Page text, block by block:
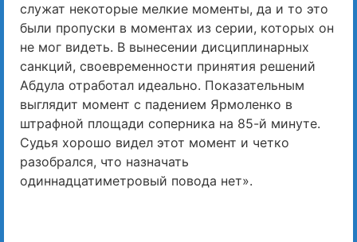
служат некоторые мелкие моменты, да и то это
были пропуски в моментах из серии, которых он
не мог видеть. В вынесении дисциплинарных
санкций, своевременности принятия решений
Абдула отработал идеально. Показательным
выглядит момент с падением Ярмоленко в
штрафной площади соперника на 85-й минуте.
Судья хорошо видел этот момент и четко
разобрался, что назначать
одиннадцатиметровый повода нет».